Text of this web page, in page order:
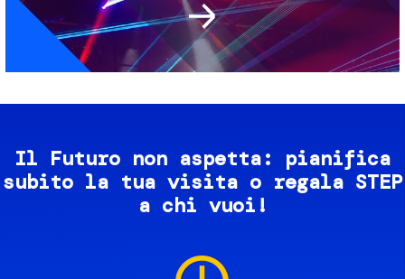
Il Futuro non aspetta: pianifica
subito la tua visita o regala STEP
a chi vuoi!